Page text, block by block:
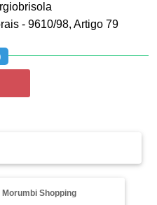
- 9610/98, Artigo 79
Morumbi Shopping